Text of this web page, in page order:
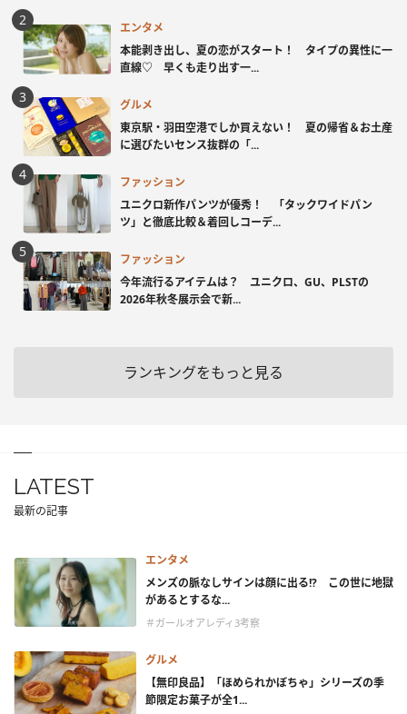
エンタメ
本能剥き出し、夏の恋がスタート！ タイプの異性に一
直線♡ 早くも走り出す一...
グルメ
東京駅・羽田空港でしか買えない！ 夏の帰省＆お土産
に選びたいセンス抜群の「...
ファッション
ユニクロ新作パンツが優秀！ 「タックワイドパン
ツ」と徹底比較＆着回しコーデ...
ファッション
今年流行るアイテムは？ ユニクロ、GU、PLSTの
2026年秋冬展示会で新...
ランキングをもっと見る
LATEST
最新の記事
エンタメ
メンズの脈なしサインは顔に出る!? この世に地獄
があるとするな...
＃ガールオアレディ3考察
グルメ
【無印良品】「ほめられかぼちゃ」シリーズの季
節限定お菓子が全1...